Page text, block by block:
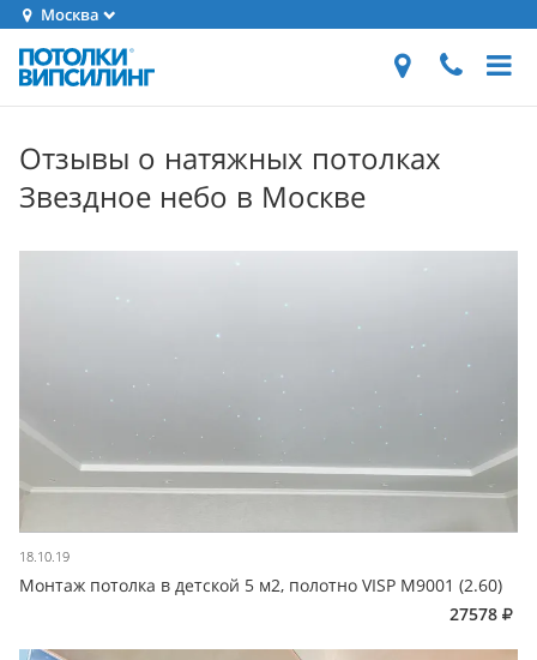
Москва
Отзывы о натяжных потолках
Звездное небо в Москве
18.10.19
Монтаж потолка в детской 5 м2, полотно VISP M9001 (2.60)
27578